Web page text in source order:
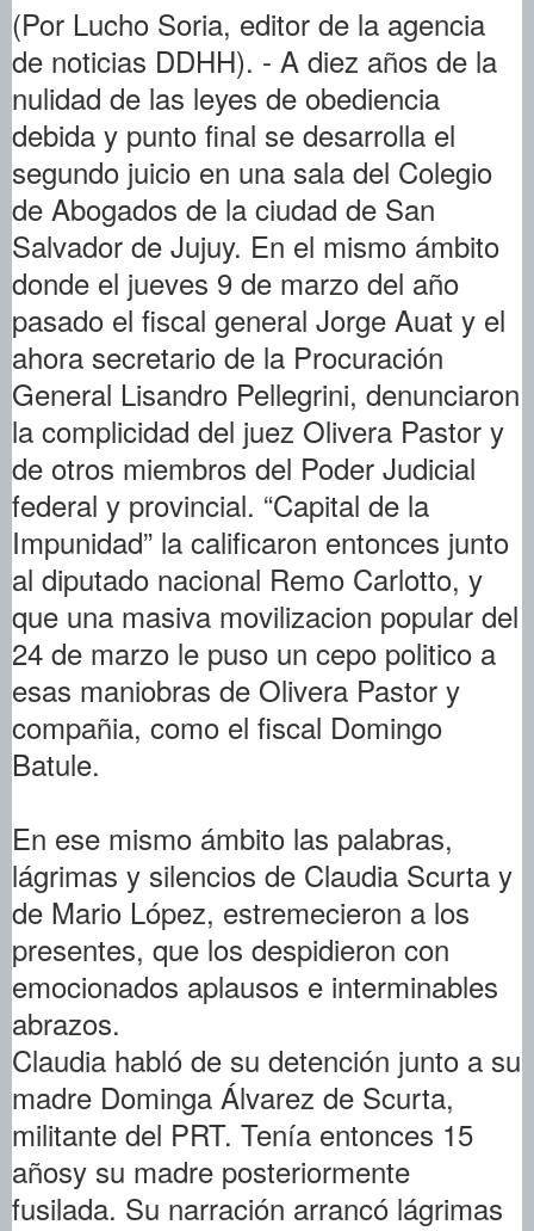
(Por Lucho Soria, editor de la agencia
de noticias DDHH). - A diez años de la
nulidad de las leyes de obediencia
debida y punto final se desarrolla el
segundo juicio en una sala del Colegio
de Abogados de la ciudad de San
Salvador de Jujuy. En el mismo ámbito
donde el jueves 9 de marzo del año
pasado el fiscal general Jorge Auat y el
ahora secretario de la Procuración
General Lisandro Pellegrini, denunciaron
la complicidad del juez Olivera Pastor y
de otros miembros del Poder Judicial
federal y provincial. “Capital de la
Impunidad” la calificaron entonces junto
al diputado nacional Remo Carlotto, y
que una masiva movilizacion popular del
24 de marzo le puso un cepo politico a
esas maniobras de Olivera Pastor y
compañia, como el fiscal Domingo
Batule.
En ese mismo ámbito las palabras,
lágrimas y silencios de Claudia Scurta y
de Mario López, estremecieron a los
presentes, que los despidieron con
emocionados aplausos e interminables
abrazos.
Claudia habló de su detención junto a su
madre Dominga Álvarez de Scurta,
militante del PRT. Tenía entonces 15
añosy su madre posteriormente
fusilada. Su narración arrancó lágrimas